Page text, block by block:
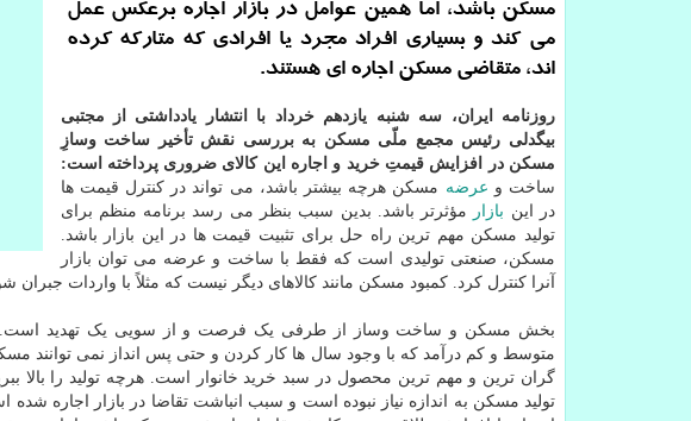
مسکن باشد، اما همین عوامل در بازار اجاره برعکس عمل
می کند و بسیاری افراد مجرد یا افرادی که متارکه کرده
اند، متقاضی مسکن اجاره ای هستند.
روزنامه ایران، سه شنبه یازدهم خرداد با انتشار یادداشتی از مجتبی
بیگدلی رئیس مجمع ملّی مسکن به بررسی نقش تأخیر ساخت وسازِ
مسکن در افزایش قیمتِ خرید و اجاره این کالای ضروری پرداخته است:
ساخت و عرضه مسکن هرچه بیشتر باشد، می تواند در کنترل قیمت ها
در این بازار
مؤثرتر باشد. بدین سبب بنظر می رسد برنامه منظم برای
تولید مسکن مهم ترین راه حل برای تثبیت قیمت ها در این بازار باشد.
مسکن، صنعتی تولیدی است که فقط با ساخت و عرضه می توان بازار
آنرا کنترل کرد. کمبود مسکن مانند کالاهای دیگر نیست که مثلاً با واردات جبران
بخش مسکن و ساخت وساز از طرفی یک فرصت و از سویی یک تهدید است.
متوسط و کم درآمد که با وجود سال ها کار کردن و حتی پس انداز نمی توانند
گران ترین و مهم ترین محصول در سبد خرید خانوار است. هرچه تولید را
تولید مسکن به اندازه نیاز نبوده است و سبب انباشت تقاضا در بازار اجاره